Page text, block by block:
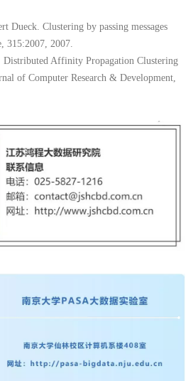
Dueck. Clustering by passing messages
315:2007, 2007.
Affinity Propagation Clustering
of Computer Research & Development,